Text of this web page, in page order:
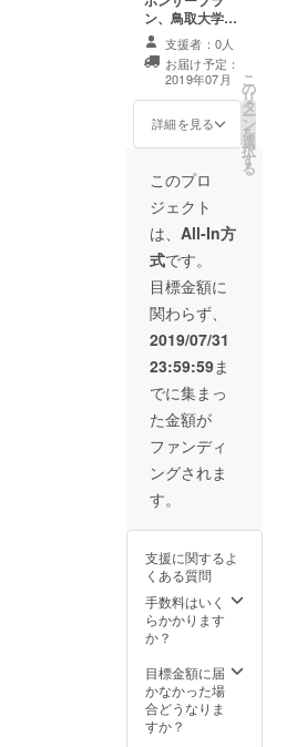
せんので、ぜひ
奮ってご参加く
ださい。 交通費
や滞在費など報
告会に出席する
際に係る費用に
出来ませんの
で、ご了承くだ
ていただきま
す。 報告会で
は、チームのこ
れまでの動きに
ついてや大会に
ついて、製作し
た橋についてな
一般の方でもわ
かりやすい説明
を心がけます。
報告会の場所は
鳥取大学湖山
キャンパス広報
センター１階の
CDLです。 人数
制限はありませ
んので、ぜひ
ださい。 交通費
や滞在費など報
告会に出席する
際に係る費用に
ついては負担が
出来ませんの
で、ご了承くだ
さい。
随時受け付けて
います。 企業様
については、大
会当日、企業ロ
ゴを展示させて
いただきます。
（企業ロゴ制限
無し） そして、
大会終了後、実
施する報告会に
招待致します！
※報告会の日程は
追ってメールア
ドレスの方に連
絡させていただ
きます。 報告会
では、チームの
これまでの動き
についてや大会
について、製作
した橋について
など事細かく紹
介する予定で
す。一般の方で
もわかりやすい
説明を心がけま
す。 報告会の場
所は鳥取大学湖
山キャンパス広
数制限はありま
せんので、ぜひ
奮ってご参加く
ださい。 交通費
や滞在費など報
告会に出席する
際に係る費用に
ついては負担が
出来ませんの
で、ご了承くだ
さい。
ン、鳥取大学ブ
リッジコンペ
チームと常にツ
ナガッてもらえ
ます、設計した
橋梁の情報を詳
しく事前に紹介
学チームの動向
を逐次報告する
メッセージを送
らせていただき
ます。 そして
SNSでもブリッ
ジコンペチーム
とツナガッて頂
けます。 そし
て、鳥取大学最
る、橋梁につい
て情報をあなた
だけに公開しま
す（秘密保持は
お願いします）
企業様について
は、大会当日、
企業ロゴを展示
させていただき
ます。 （企業ロ
ゴ制限無し） ブ
リッジコンペ
チームの見学も
随時受け付けて
います。 また、
大会終了後、実
招待致します！
※報告会の日程は
追ってメールア
ドレスの方に連
支援者：0人
お届け予定：
2019年07月
詳細を見る
こ
の
リ
タ
ー
ン
を
選
択
す
る
このプロ
ジェクト
は、 All-In方
式です。
目標金額に
関わらず、
2019/07/31
23:59:59ま
でに集まっ
た金額が
ファンディ
ングされま
す。
支援に関するよ
くある質問
手数料はいく
らかかります
か？
目標金額に届
かなかった場
合どうなりま
すか？